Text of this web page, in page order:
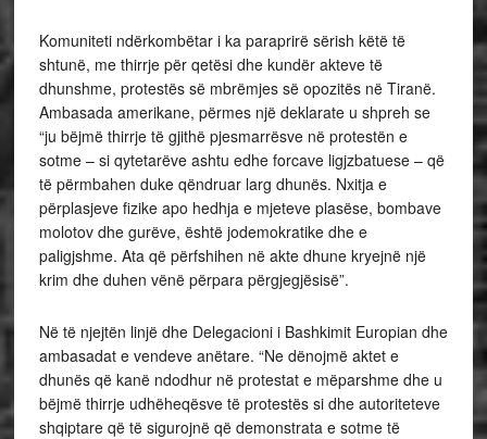
Komuniteti ndërkombëtar i ka paraprirë sërish këtë të
shtunë, me thirrje për qetësi dhe kundër akteve të
dhunshme, protestës së mbrëmjes së opozitës në Tiranë.
Ambasada amerikane, përmes një deklarate u shpreh se
“ju bëjmë thirrje të gjithë pjesmarrësve në protestën e
sotme – si qytetarëve ashtu edhe forcave ligjzbatuese – që
të përmbahen duke qëndruar larg dhunës. Nxitja e
përplasjeve fizike apo hedhja e mjeteve plasëse, bombave
molotov dhe gurëve, është jodemokratike dhe e
paligjshme. Ata që përfshihen në akte dhune kryejnë një
krim dhe duhen vënë përpara përgjegjësisë”.
Në të njejtën linjë dhe Delegacioni i Bashkimit Europian dhe
ambasadat e vendeve anëtare. “Ne dënojmë aktet e
dhunës që kanë ndodhur në protestat e mëparshme dhe u
bëjmë thirrje udhëheqësve të protestës si dhe autoriteteve
shqiptare që të sigurojnë që demonstrata e sotme të